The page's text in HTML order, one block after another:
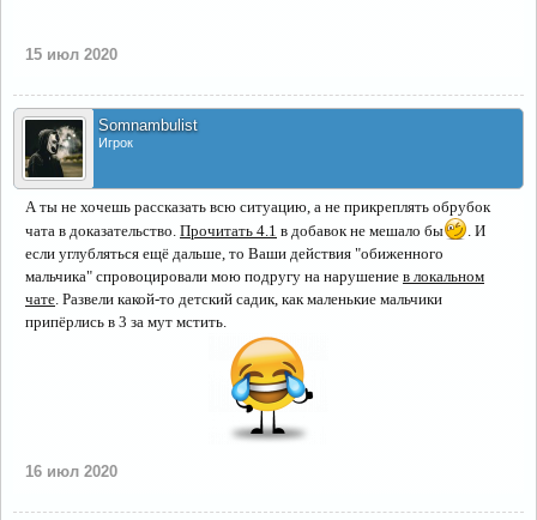
15 июл 2020
Somnambulist
Игрок
А ты не хочешь рассказать всю ситуацию, а не прикреплять обрубок
чата в доказательство. Прочитать 4.1 в добавок не мешало бы
. И
если углубляться ещё дальше, то Ваши действия "обиженного
мальчика" спровоцировали мою подругу на нарушение в локальном
чате. Развели какой-то детский садик, как маленькие мальчики
припёрлись в 3 за мут мстить.
16 июл 2020